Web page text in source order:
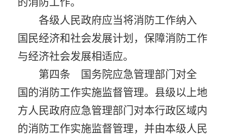
各级人民政府应当将消防工作纳入
国民经济和社会发展计划，保障消防工作
与经济社会发展相适应。
第四条 国务院应急管理部门对全
国的消防工作实施监督管理。县级以上地
方人民政府应急管理部门对本行政区域内
的消防工作实施监督管理，并由本级人民